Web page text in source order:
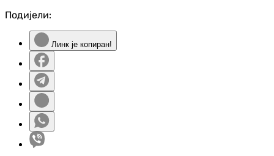
Подијели:
Линк је копиран!